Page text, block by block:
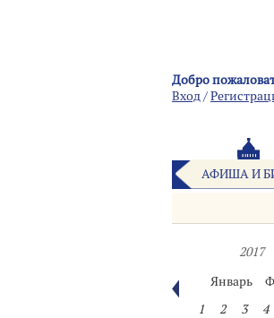
Добро
Вход/
АФИША И
2017
Январь
1
2 3 4